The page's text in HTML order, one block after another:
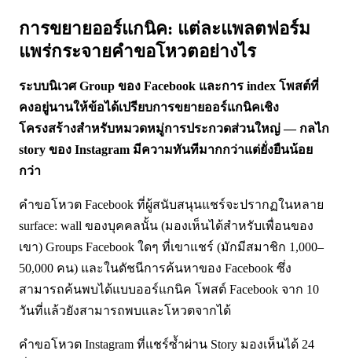
การขยายออร์แกนิค: แต่ละแพลตฟอร์ม
แพร่กระจายคำขอโหวตอย่างไร
ระบบนิเวศ Group ของ Facebook และการ index โพสต์ที่
คงอยู่นานให้ข้อได้เปรียบการขยายออร์แกนิคเชิง
โครงสร้างสำหรับหมวดหมู่การประกวดส่วนใหญ่ — กลไก
story ของ Instagram มีความทันทีมากกว่าแต่ยั่งยืนน้อย
กว่า
คำขอโหวต Facebook ที่ผู้สนับสนุนแชร์จะปรากฏในหลาย
surface: wall ของบุคคลนั้น (มองเห็นได้สำหรับเพื่อนของ
เขา) Groups Facebook ใดๆ ที่เขาแชร์ (มักมีสมาชิก 1,000–
50,000 คน) และในดัชนีการค้นหาของ Facebook ซึ่ง
สามารถค้นพบได้แบบออร์แกนิค โพสต์ Facebook จาก 10
วันที่แล้วยังสามารถพบและโหวตจากได้
คำขอโหวต Instagram ที่แชร์ซ้ำผ่าน Story มองเห็นได้ 24